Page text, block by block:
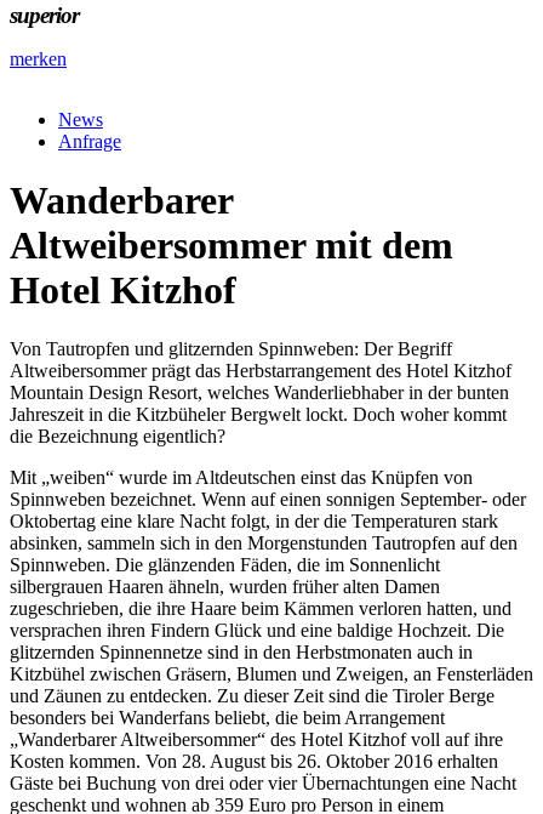
superior
merken
News
Anfrage
Wanderbarer
Altweibersommer mit dem
Hotel Kitzhof
Von Tautropfen und glitzernden Spinnweben: Der Begriff
Altweibersommer prägt das Herbstarrangement des Hotel Kitzhof
Mountain Design Resort, welches Wanderliebhaber in der bunten
Jahreszeit in die Kitzbüheler Bergwelt lockt. Doch woher kommt
die Bezeichnung eigentlich?
Mit „weiben“ wurde im Altdeutschen einst das Knüpfen von
Spinnweben bezeichnet. Wenn auf einen sonnigen September- oder
Oktobertag eine klare Nacht folgt, in der die Temperaturen stark
absinken, sammeln sich in den Morgenstunden Tautropfen auf den
Spinnweben. Die glänzenden Fäden, die im Sonnenlicht
silbergrauen Haaren ähneln, wurden früher alten Damen
zugeschrieben, die ihre Haare beim Kämmen verloren hatten, und
versprachen ihren Findern Glück und eine baldige Hochzeit. Die
glitzernden Spinnennetze sind in den Herbstmonaten auch in
Kitzbühel zwischen Gräsern, Blumen und Zweigen, an Fensterläden
und Zäunen zu entdecken. Zu dieser Zeit sind die Tiroler Berge
besonders bei Wanderfans beliebt, die beim Arrangement
„Wanderbarer Altweibersommer“ des Hotel Kitzhof voll auf ihre
Kosten kommen. Von 28. August bis 26. Oktober 2016 erhalten
Gäste bei Buchung von drei oder vier Übernachtungen eine Nacht
geschenkt und wohnen ab 359 Euro pro Person in einem